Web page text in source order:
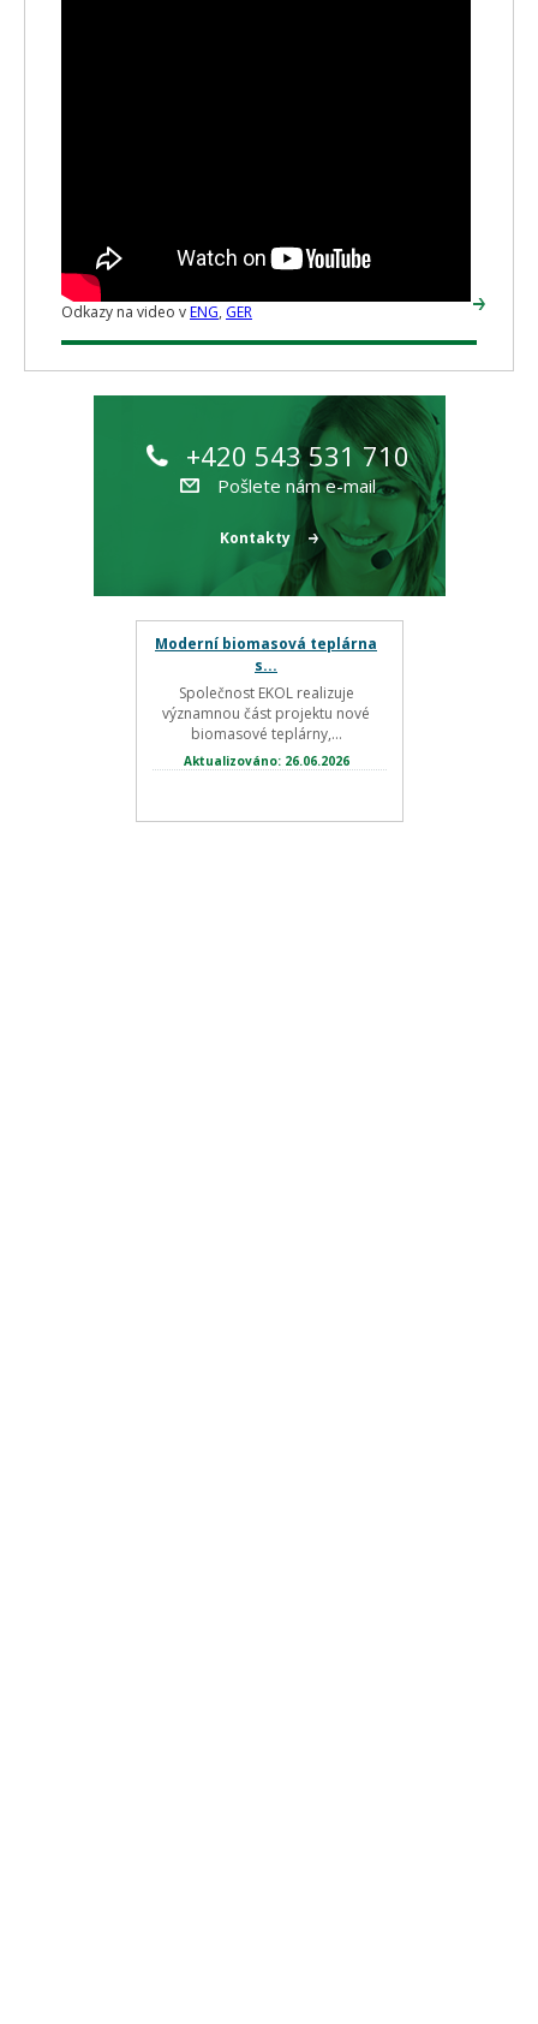
Odkazy na video vENG, GER
+420 543 531 710
Pošlete nám e-mail
Kontakty
Moderní biomasová teplárna
s...
Společnost EKOL realizuje
významnou část projektu nové
biomasové teplárny,...
Aktualizováno: 26.06.2026